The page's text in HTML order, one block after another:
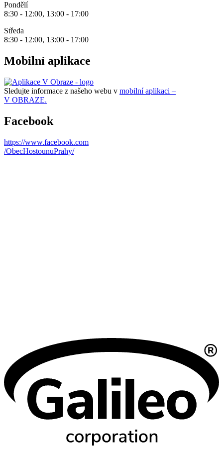
Pondělí
8:30 - 12:00, 13:00 - 17:00
Středa
8:30 - 12:00, 13:00 - 17:00
Mobilní aplikace
Sledujte informace z našeho webu v mobilní aplikaci –
V OBRAZE.
Facebook
https://www.facebook.com
/ObecHostounuPrahy/